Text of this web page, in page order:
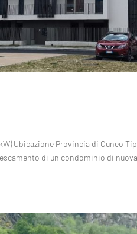
Ubicazione Provincia di Cuneo
di un condominio di